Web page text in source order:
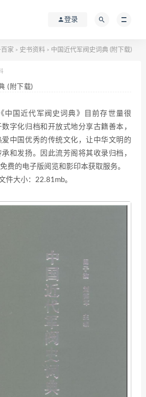
登录
家 > 史书资料 > 中国近代军阀史词典 (附下载)
(附下载)
中国近代军阀史词典》目前存世量很
字化归档和开放式地分享古籍善本，
中国优秀的传统文化，让中华文明的
和发扬。因此流芳阁将其收录归档，
费的电子版阅览和影印本获取服务。
件大小：22.81mb。